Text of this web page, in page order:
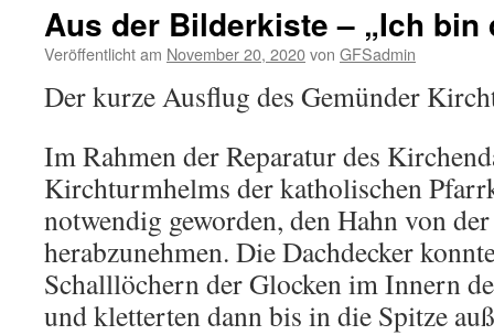
Aus der Bilderkiste – „Ich bin
Veröffentlicht am November 20, 2020von GFSadmin
Der kurze Ausflug des Gemünder
Im Rahmen der Reparatur des
Kirchturmhelms der katholischen
notwendig geworden, den Hahn von
herabzunehmen. Die Dachdecker
Schalllöchern der Glocken im Innern
und kletterten dann bis in die Spitze